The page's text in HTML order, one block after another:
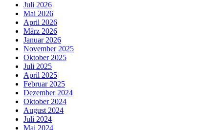
Juli 2026
Mai 2026
April 2026
März 2026
Januar 2026
November 2025
Oktober 2025
Juli 2025
April 2025
Februar 2025
Dezember 2024
Oktober 2024
August 2024
Juli 2024
Mai 2024